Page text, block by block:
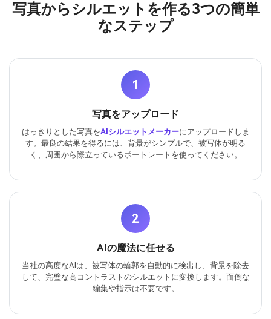
写真からシルエットを作る3つの簡単
なステップ
1
写真をアップロード
はっきりとした写真をAIシルエットメーカーにアップロードしま
す。最良の結果を得るには、背景がシンプルで、被写体が明る
く、周囲から際立っているポートレートを使ってください。
2
AIの魔法に任せる
当社の高度なAIは、被写体の輪郭を自動的に検出し、背景を除去
して、完璧な高コントラストのシルエットに変換します。面倒な
編集や指示は不要です。